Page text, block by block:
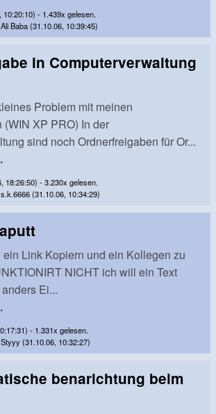
10:20:10) - 1.439x gelesen.
Baba (31.10.06, 10:39:45)
in Computerverwaltung
Problem mit meinen
(WIN XP PRO) In der
sind noch Ordnerfreigaben für Or...
18:26:50) - 3.230x gelesen.
(31.10.06, 10:34:29)
Link Kopiern und ein Kollegen zu
NICHT ich will ein Text
Ei...
- 1.331x gelesen.
(31.10.06, 10:32:27)
benarichtung beim